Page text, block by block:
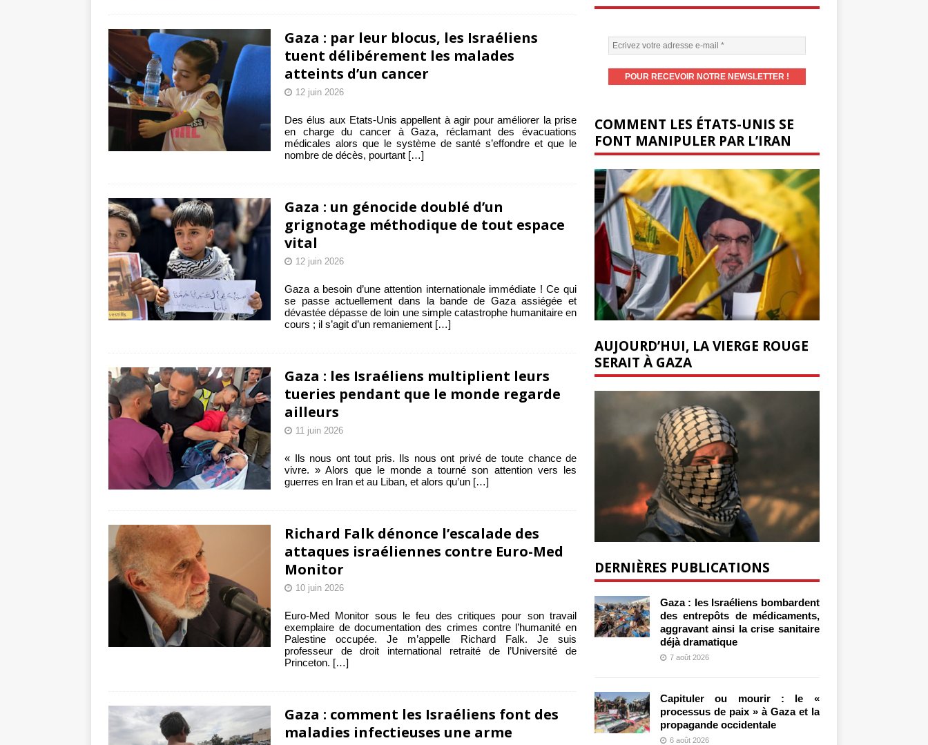
Gaza : par leur blocus, les Israéliens
tuent délibérement les malades
atteints d’un cancer
12 juin 2026
Des élus aux Etats-Unis appellent à agir pour améliorer la prise
en charge du cancer à Gaza, réclamant des évacuations
médicales alors que le système de santé s’effondre et que le
nombre de décès, pourtant […]
Gaza : un génocide doublé d’un
grignotage méthodique de tout espace
vital
12 juin 2026
Gaza a besoin d’une attention internationale immédiate ! Ce qui
se passe actuellement dans la bande de Gaza assiégée et
dévastée dépasse de loin une simple catastrophe humanitaire en
cours ; il s’agit d’un remaniement […]
Gaza : les Israéliens multiplient leurs
tueries pendant que le monde regarde
ailleurs
11 juin 2026
« Ils nous ont tout pris. Ils nous ont privé de toute chance de
vivre. » Alors que le monde a tourné son attention vers les
guerres en Iran et au Liban, et alors qu’un […]
Richard Falk dénonce l’escalade des
attaques israéliennes contre Euro-Med
Monitor
10 juin 2026
Euro-Med Monitor sous le feu des critiques pour son travail
exemplaire de documentation des crimes contre l’humanité en
Palestine occupée. Je m’appelle Richard Falk. Je suis
professeur de droit international retraité de l’Université de
Princeton. […]
Gaza : comment les Israéliens font des
maladies infectieuses une arme
COMMENT LES ÉTATS-UNIS SE
FONT MANIPULER PAR L’IRAN
AUJOURD’HUI, LA VIERGE ROUGE
SERAIT À GAZA
DERNIÈRES PUBLICATIONS
Gaza : les Israéliens bombardent
des entrepôts de médicaments,
aggravant ainsi la crise sanitaire
déjà dramatique
7 août 2026
Capituler ou mourir : le «
processus de paix » à Gaza et la
propagande occidentale
6 août 2026